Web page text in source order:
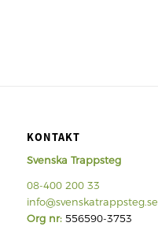
KONTAKT
Svenska Trappsteg
08-400 200 33
info@svenskatrappsteg.se
Org nr:556590-3753